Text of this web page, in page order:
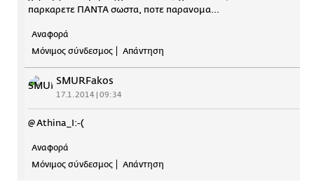
παρκαρετε ΠΑΝΤΑ σωστα, ποτε παρανομα...
Αναφορά
Μόνιμος σύνδεσμος
Απάντηση
SMURFakos
17.1.2014 | 09:34
@ Athina_I:-(
Αναφορά
Μόνιμος σύνδεσμος
Απάντηση